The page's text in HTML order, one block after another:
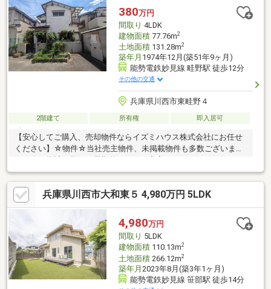
所は、阪急「川西能勢口」駅から徒歩1分。駐車場完備、キッズス
ペースもあるのでぜひご家族皆さまでお越しください。
380万円
間取り 4LDK
建物面積77.76m2
土地面積131.28m2
築年月 1974年12月(築51年9ヶ月)
能勢電鉄妙見線 畦野駅 徒歩12分
その他の交通
兵庫県川西市東畦野４
2階建て 所有権 即入居可
【安心してご購入、売却物件ならイズミハウス株式会社にお任せ
ください】☆物件☆当社売主物件、未掲載物件も多数ございま
特化しております。☆無料相談☆不動産投資をご検討されるにあ
たってお客様にどんなメリットがあるか、また、疑問点、ご不安
点などに対し丁寧にご説明致します。さらに、ご購入時のご資金
計画、ローン、節税対策についてもご説明致します。☆アフター
ケア☆ご購入後のアフターケアも当社にお任せ下さい。不動産全
般に関わるご相談も当社スタッフが分かりやすくご説明、ご対応
致します。◇まずはお気軽にお問い合わせ下さい◇
兵庫県川西市大和東５ 4,980万円 5LDK
4,980万円
間取り 5LDK
建物面積110.13m2
土地面積266.12m2
築年月 2023年8月(築3年1ヶ月)
能勢電鉄妙見線 笹部駅 徒歩14分